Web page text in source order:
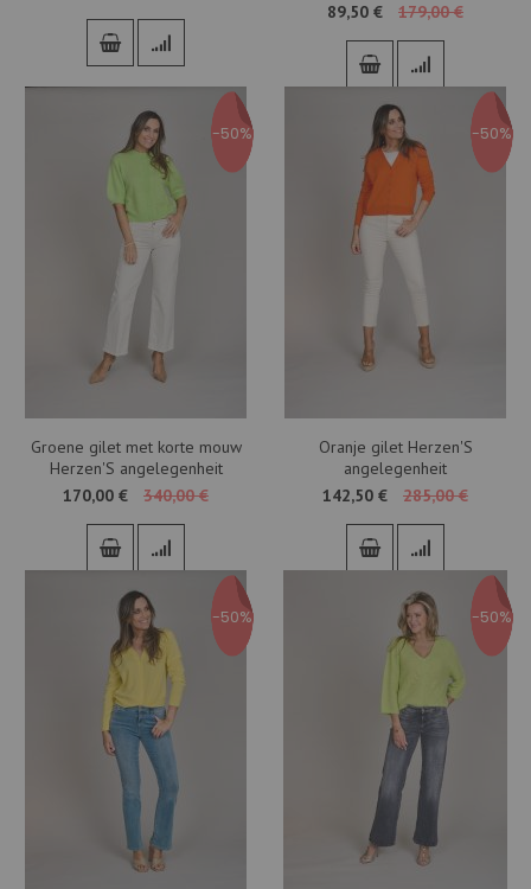
89,50 €
179,00 €
-50%
Groene gilet met korte mouw
Herzen'S angelegenheit
170,00 €
340,00 €
-50%
Oranje gilet Herzen'S
angelegenheit
142,50 €
285,00 €
-50% -50%